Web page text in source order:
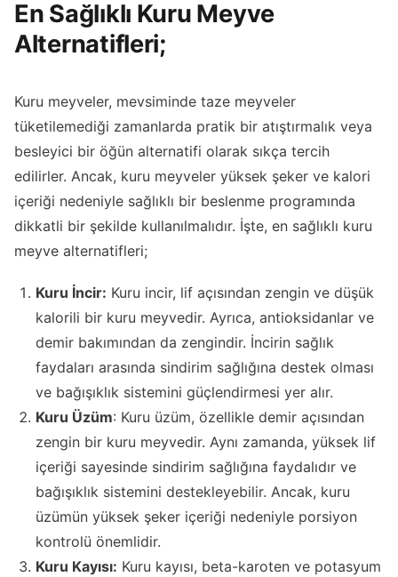
En Sağlıklı Kuru Meyve
Alternatifleri;
Kuru meyveler, mevsiminde taze meyveler
tüketilemediği zamanlarda pratik bir atıştırmalık veya
besleyici bir öğün alternatifi olarak sıkça tercih
edilirler. Ancak, kuru meyveler yüksek şeker ve kalori
içeriği nedeniyle sağlıklı bir beslenme programında
dikkatli bir şekilde kullanılmalıdır. İşte, en sağlıklı kuru
meyve alternatifleri;
Kuru İncir: Kuru incir, lif açısından zengin ve düşük
kalorili bir kuru meyvedir. Ayrıca, antioksidanlar ve
demir bakımından da zengindir. İncirin sağlık
faydaları arasında sindirim sağlığına destek olması
ve bağışıklık sistemini güçlendirmesi yer alır.
Kuru Üzüm: Kuru üzüm, özellikle demir açısından
zengin bir kuru meyvedir. Aynı zamanda, yüksek lif
içeriği sayesinde sindirim sağlığına faydalıdır ve
bağışıklık sistemini destekleyebilir. Ancak, kuru
üzümün yüksek şeker içeriği nedeniyle porsiyon
kontrolü önemlidir.
Kuru Kayısı: Kuru kayısı, beta-karoten ve potasyum